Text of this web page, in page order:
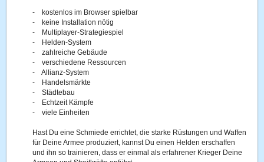
- kostenlos im Browser spielbar
- keine Installation nötig
- Multiplayer-Strategiespiel
- Helden-System
- zahlreiche Gebäude
- verschiedene Ressourcen
- Allianz-System
- Handelsmärkte
- Städtebau
- Echtzeit Kämpfe
- viele Einheiten
Hast Du eine Schmiede errichtet, die starke Rüstungen und Waffen
für Deine Armee produziert, kannst Du einen Helden erschaffen
und ihn so trainieren, dass er einmal als erfahrener Krieger Deine